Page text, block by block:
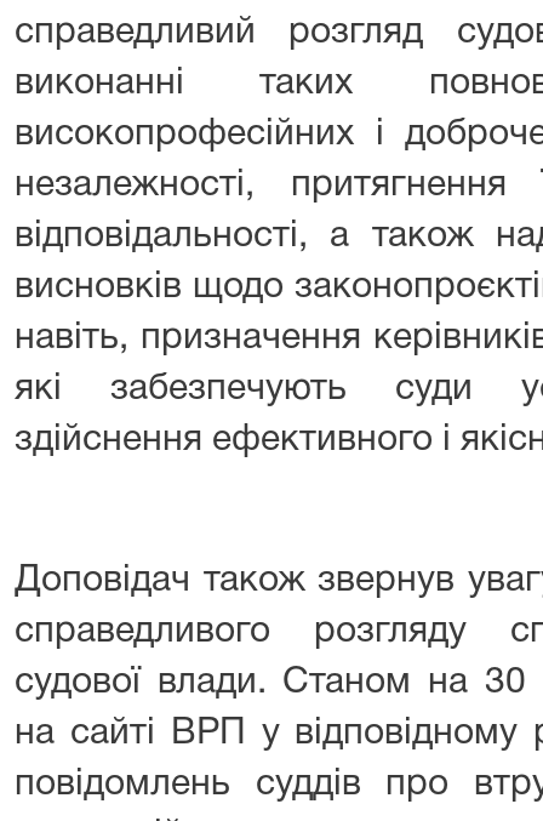
справедливий розгляд
виконанні таких
високопрофесійних і
незалежності,
відповідальності, а також
висновків щодо
навіть, призначення
які забезпечують суди
здійснення ефективного і
Доповідач також звернув
справедливого розгляду
судової влади. Станом на 30
на сайті ВРП у відповідному
повідомлень суддів про